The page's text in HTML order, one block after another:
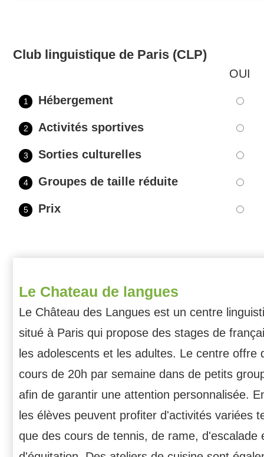
Club linguistique de Paris (CLP)
OUI
1 Hébergement
2 Activités sportives
3 Sorties culturelles
4 Groupes de taille réduite
5 Prix
Le Chateau de langues
Le Château des Langues est un centre
situé à Paris qui propose des stages de
les adolescents et les adultes. Le centre offre
cours de 20h par semaine dans de petits
afin de garantir une attention personnalisée.
les élèves peuvent profiter d'activités variées
que des cours de tennis, de rame, d'escalade